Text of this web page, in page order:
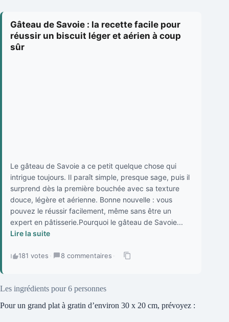
Gâteau de Savoie : la recette facile pour
réussir un biscuit léger et aérien à coup
sûr
Le gâteau de Savoie a ce petit quelque chose qui
intrigue toujours. Il paraît simple, presque sage, puis il
surprend dès la première bouchée avec sa texture
douce, légère et aérienne. Bonne nouvelle : vous
pouvez le réussir facilement, même sans être un
expert en pâtisserie.Pourquoi le gâteau de Savoie...
Lire la suite
181 votes · 8 commentaires ·
Les ingrédients pour 6 personnes
Pour un grand plat à gratin d’environ 30 x 20 cm, prévoyez :